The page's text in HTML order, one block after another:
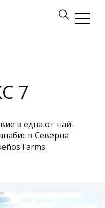
7
в една от най-
в Северна
Farms.